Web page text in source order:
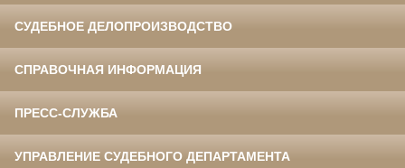
СУДЕБНОЕ ДЕЛОПРОИЗВОДСТВО
СПРАВОЧНАЯ ИНФОРМАЦИЯ
ПРЕСС-СЛУЖБА
УПРАВЛЕНИЕ СУДЕБНОГО ДЕПАРТАМЕНТА